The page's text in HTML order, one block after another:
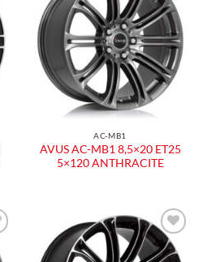
AC-MB1
AVUS AC-MB1 8,5×20 ET25
5×120 ANTHRACITE